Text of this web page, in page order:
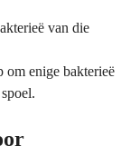
van die
om enige bakterieë